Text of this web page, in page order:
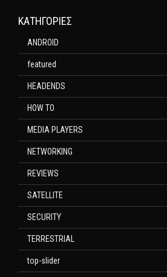
KΑΤΗΓΟΡΊΕΣ
ANDROID
featured
HEADENDS
HOW TO
MEDIA PLAYERS
NETWORKING
REVIEWS
SATELLITE
SECURITY
TERRESTRIAL
top-slider